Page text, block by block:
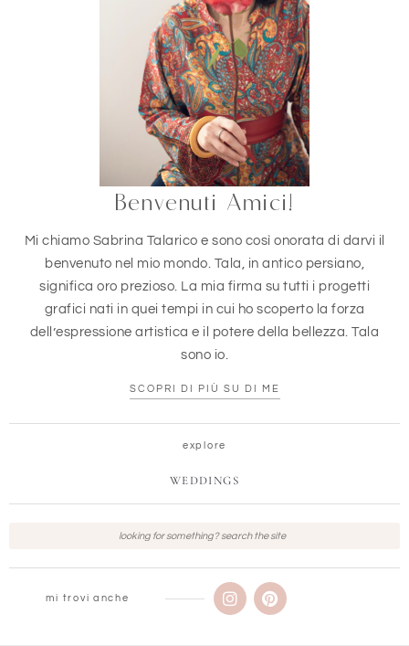
Benvenuti Amici!
Mi chiamo Sabrina Talarico e sono così onorata di darvi il
benvenuto nel mio mondo. Tala, in antico persiano,
significa oro prezioso. La mia firma su tutti i progetti
grafici nati in quei tempi in cui ho scoperto la forza
dell’espressione artistica e il potere della bellezza. Tala
sono io.
SCOPRI DI PIÙ SU DI ME
explore
WEDDINGS
mi trovi anche